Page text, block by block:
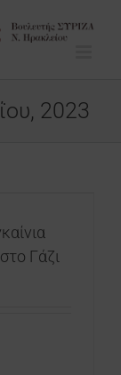
2023
Γάζι